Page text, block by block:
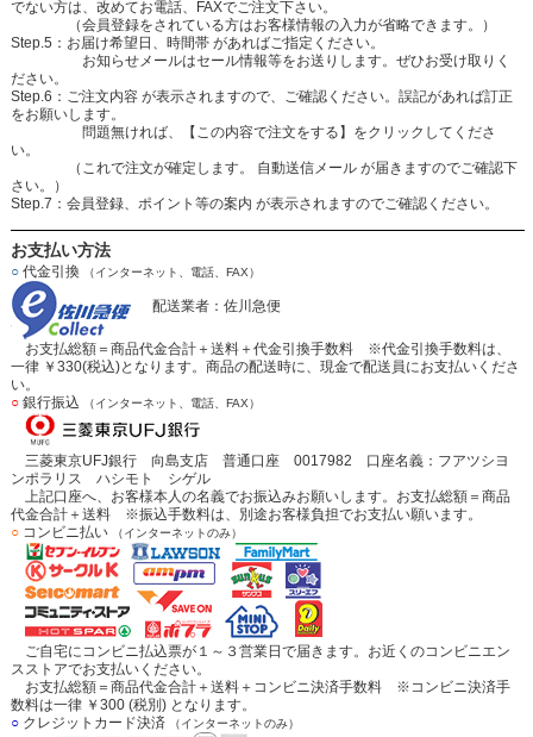
でない方は、改めてお電話、FAXでご注文下さい。
（会員登録をされている方はお客様情報の入力が省略できます。）
Step.5：お届け希望日、時間帯 があればご指定ください。
お知らせメールはセール情報等をお送りします。ぜひお受け取りく
ださい。
Step.6：ご注文内容 が表示されますので、ご確認ください。誤記があれば訂正
をお願いします。
問題無ければ、【この内容で注文をする】をクリックしてくださ
い。
（これで注文が確定します。 自動送信メール が届きますのでご確認下
さい。）
Step.7：会員登録、ポイント等の案内 が表示されますのでご確認ください。
お支払い方法
○代金引換 （インターネット、電話、FAX）
配送業者：佐川急便
お支払総額＝商品代金合計＋送料＋代金引換手数料 ※代金引換手数料は、
一律 ￥330(税込)となります。商品の配送時に、現金で配送員にお支払いくださ
い。
○銀行振込 （インターネット、電話、FAX）
三菱東京UFJ銀行 向島支店 普通口座 0017982 口座名義：フアツシヨ
ンポラリス ハシモト シゲル
上記口座へ、お客様本人の名義でお振込みお願いします。お支払総額＝商品
代金合計＋送料 ※振込手数料は、別途お客様負担でお支払い願います。
○コンビニ払い （インターネットのみ）
ご自宅にコンビニ払込票が１～３営業日で届きます。お近くのコンビニエン
スストアでお支払いください。
お支払総額＝商品代金合計＋送料＋コンビニ決済手数料 ※コンビニ決済手
数料は一律 ￥300 (税別) となります。
○クレジットカード決済 （インターネットのみ）